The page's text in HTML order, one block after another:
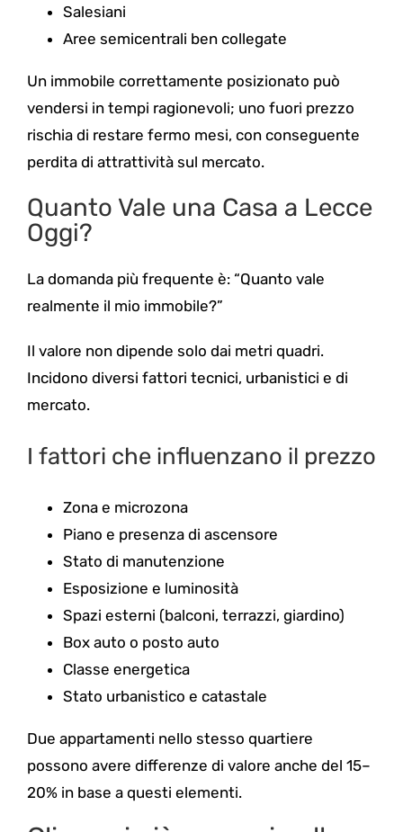
Salesiani
Aree semicentrali ben collegate
Un immobile correttamente posizionato può
vendersi in tempi ragionevoli; uno fuori prezzo
rischia di restare fermo mesi, con conseguente
perdita di attrattività sul mercato.
Quanto Vale una Casa a Lecce
Oggi?
La domanda più frequente è: “Quanto vale
realmente il mio immobile?”
Il valore non dipende solo dai metri quadri.
Incidono diversi fattori tecnici, urbanistici e di
mercato.
I fattori che influenzano il prezzo
Zona e microzona
Piano e presenza di ascensore
Stato di manutenzione
Esposizione e luminosità
Spazi esterni (balconi, terrazzi, giardino)
Box auto o posto auto
Classe energetica
Stato urbanistico e catastale
Due appartamenti nello stesso quartiere
possono avere differenze di valore anche del 15–
20% in base a questi elementi.